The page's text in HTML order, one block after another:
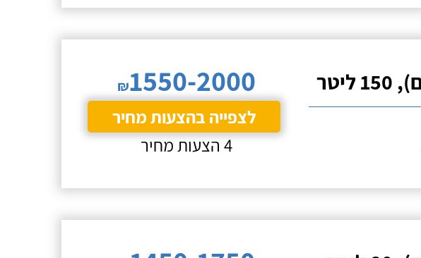
₪1550-2000
לצפייה בהצעות מחיר
4 הצעות מחיר